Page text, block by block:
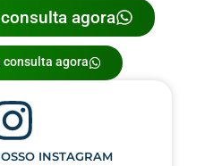
agora
consulta agora
INSTAGRAM